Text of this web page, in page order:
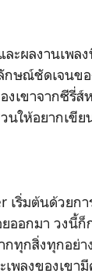
ะผลงานเพล
กษณ์ชัดเจนขอ
เขาจากซีรี่ส์
ให้อยากเขีย
เริ่มต้นด้วยก
อกมา วงนี้ก็
ทุกสิ่งทุกอย่า
เพลงของเข